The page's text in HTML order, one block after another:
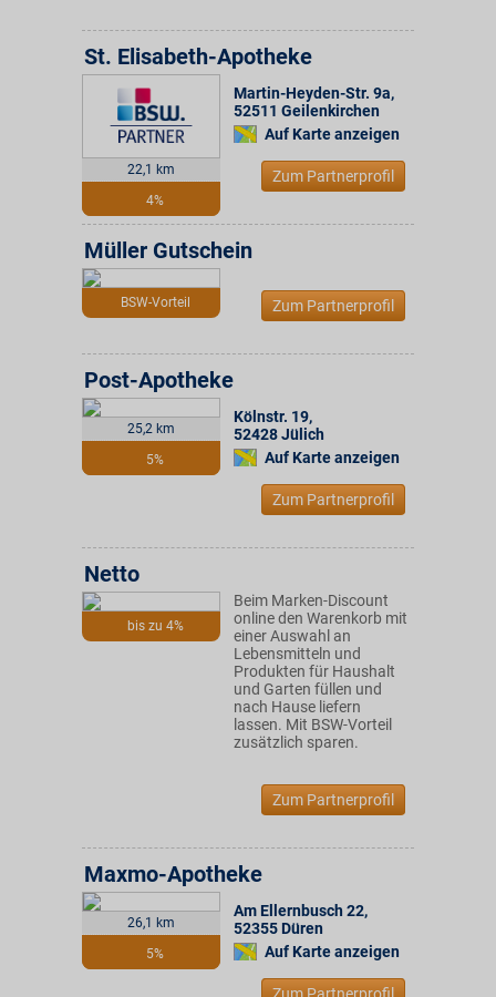
22,1 km
4%
St. Elisabeth-Apotheke
Martin-Heyden-Str. 9a,
52511 Geilenkirchen
Auf Karte anzeigen
Zum Partnerprofil
BSW-Vorteil
Müller Gutschein
Zum Partnerprofil
25,2 km
5%
Post-Apotheke
Kölnstr. 19,
52428Jülich
Auf Karte anzeigen
Zum Partnerprofil
bis zu 4%
Netto
Beim Marken-Discount
online den Warenkorb mit
einer Auswahl an
Lebensmitteln und
Produkten für Haushalt
und Garten füllen und
nach Hause liefern
lassen. Mit BSW-Vorteil
zusätzlich sparen.
Zum Partnerprofil
26,1 km
5%
Maxmo-Apotheke
Am Ellernbusch 22,
52355 Düren
Auf Karte anzeigen